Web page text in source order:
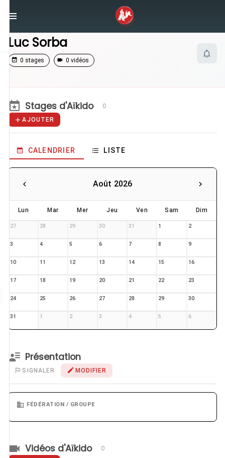
Luc Sorba
0 stages 0 vidéos
Stages d'Aïkido 0
AJOUTER
CALENDRIER LISTE
Août 2026
Lun Mar Mer Jeu Ven Sam Dim
27 28 29 30 31 1 2
3 4 5 6 7 8 9
10 11 12 13 14 15 16
17 18 19 20 21 22 23
24 25 26 27 28 29 30
31 1 2 3 4 5 6
Présentation
SIGNALER MODIFIER
FÉDÉRATION / GROUPE
Vidéos d'Aïkido 0